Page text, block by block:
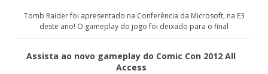
Tomb Raider foi apresentado na Conferência da Microsoft, na E3
deste ano! O gameplay do jogo foi deixado para o final
Assista ao novo gameplay do Comic Con 2012 All
Access